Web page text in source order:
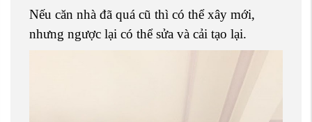
Nếu căn nhà đã quá cũ thì có thể xây mới,
nhưng ngược lại có thể sửa và cải tạo lại.